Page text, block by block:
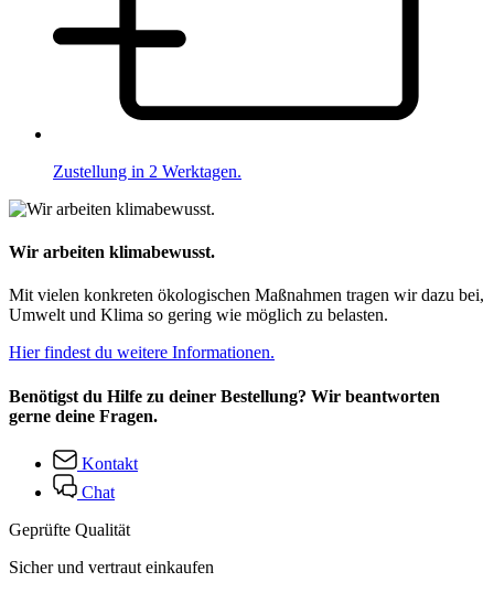
Zustellung in 2 Werktagen.
Wir arbeiten klimabewusst.
Mit vielen konkreten ökologischen Maßnahmen tragen wir dazu bei,
Umwelt und Klima so gering wie möglich zu belasten.
Hier findest du weitere Informationen.
Benötigst du Hilfe zu deiner Bestellung? Wir beantworten
gerne deine Fragen.
Kontakt
Chat
Geprüfte Qualität
Sicher und vertraut einkaufen